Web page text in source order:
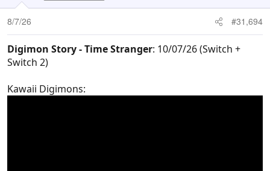
n
s
:
8/7/26 #31,694
Digimon Story - Time Stranger: 10/07/26 (Switch +
Switch 2)
Kawaii Digimons: